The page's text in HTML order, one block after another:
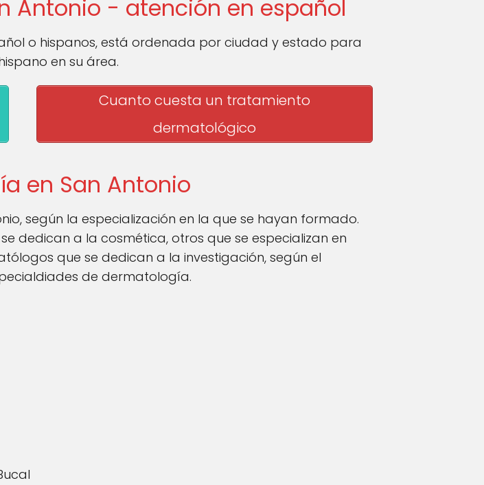
Antonio - atención en español
o hispanos, está ordenada por ciudad y estado para
en su área.
Cuanto cuesta un tratamiento
dermatológico
en San Antonio
según la especialización en la que se hayan formado.
dedican a la cosmética, otros que se especializan en
que se dedican a la investigación, según el
de dermatología.